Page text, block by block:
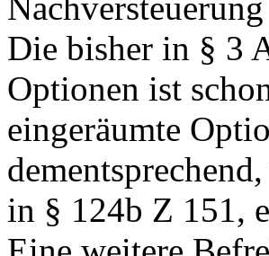
Die bisher in § 3
Optionen ist
eingeräumte
in § 124b Z 151,